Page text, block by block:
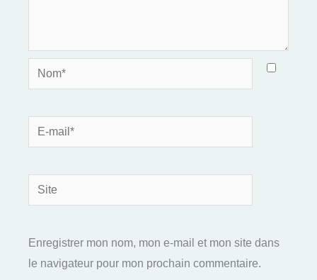
Nom*
E-
mail*
Site
Enregistrer mon nom, mon e-mail et mon site dans
le navigateur pour mon prochain commentaire.